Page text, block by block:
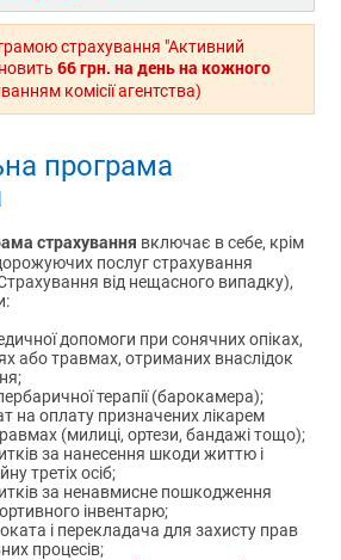
страхування "Активний
66 грн. на день на кожного
комісії агентства)
програма
страхування включає в себе, крім
послуг страхування
від нещасного випадку),
допомоги при сонячних опіках,
або травмах, отриманих внаслідок
терапії (барокамера);
на оплату призначених лікарем
(милиці, ортези, бандажі тощо);
за нанесення шкоди життю і
третіх осіб;
за ненавмисне пошкодження
інвентарю;
і перекладача для захисту прав
процесів;